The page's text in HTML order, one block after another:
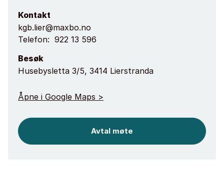
Kontakt
kgb.lier@maxbo.no
Telefon: 922 13 596
Besøk
Husebysletta 3/5, 3414 Lierstranda
Åpne i Google Maps >
Avtal møte